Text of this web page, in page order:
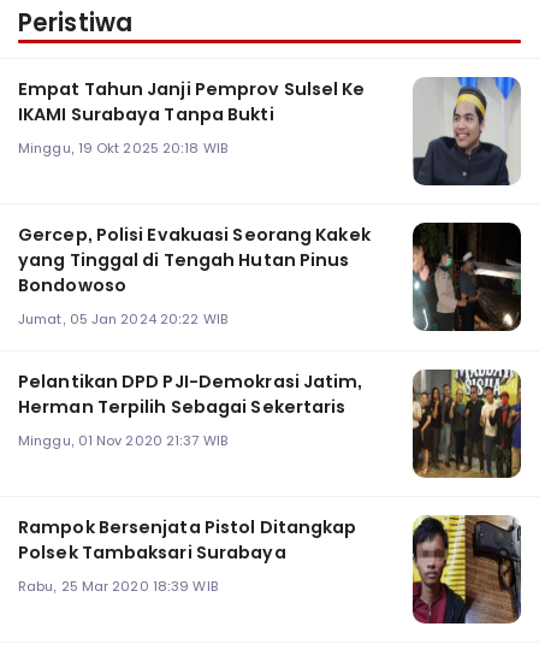
Peristiwa
Empat Tahun Janji Pemprov Sulsel Ke
IKAMI Surabaya Tanpa Bukti
Minggu, 19 Okt 2025 20:18 WIB
Gercep, Polisi Evakuasi Seorang Kakek
yang Tinggal di Tengah Hutan Pinus
Bondowoso
Jumat, 05 Jan 2024 20:22 WIB
Pelantikan DPD PJI-Demokrasi Jatim,
Herman Terpilih Sebagai Sekertaris
Minggu, 01 Nov 2020 21:37 WIB
Rampok Bersenjata Pistol Ditangkap
Polsek Tambaksari Surabaya
Rabu, 25 Mar 2020 18:39 WIB